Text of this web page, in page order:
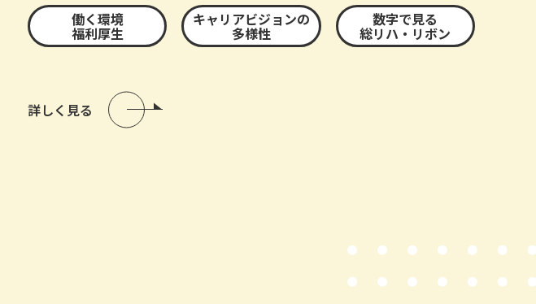
働く環境
福利厚生
キャリアビジョンの
多様性
数字で見る
総リハ・リボン
詳しく見る